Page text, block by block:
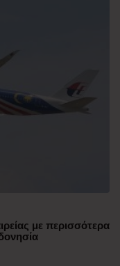
με περισσότερα